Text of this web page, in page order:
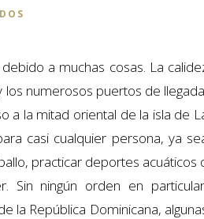
a muchas cosas. La
numerosos puertos de
a la mitad oriental de la isla de
casi cualquier persona, ya
practicar deportes acuáticos
Sin ningún orden en
la República Dominicana,